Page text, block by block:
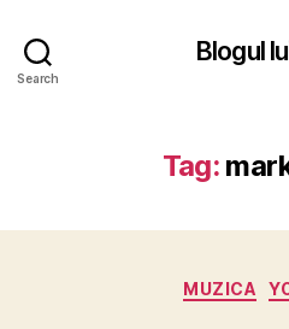
Search
Blogul
Tag:
MUZICA